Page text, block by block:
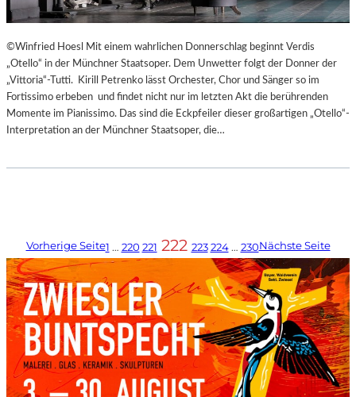
©Winfried Hoesl Mit einem wahrlichen Donnerschlag beginnt Verdis
„Otello“ in der Münchner Staatsoper. Dem Unwetter folgt der Donner der
„Vittoria“-Tutti. Kirill Petrenko lässt Orchester, Chor und Sänger so im
Fortissimo erbeben und findet nicht nur im letzten Akt die berührenden
Momente im Pianissimo. Das sind die Eckpfeiler dieser großartigen „Otello“-
Interpretation an der Münchner Staatsoper, die…
Vorherige Seite1 … 220 221 222 223 224 … 230Nächste Seite